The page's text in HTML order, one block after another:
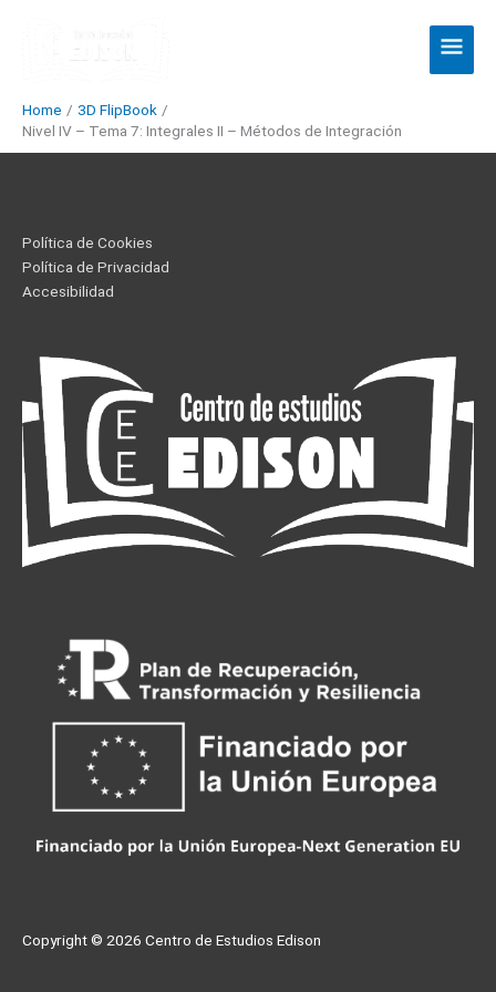
Main
Menu
Home
3D FlipBook
Nivel IV – Tema 7: Integrales II – Métodos de Integración
Política de Cookies
Política de Privacidad
Accesibilidad
Copyright © 2026 Centro de Estudios Edison